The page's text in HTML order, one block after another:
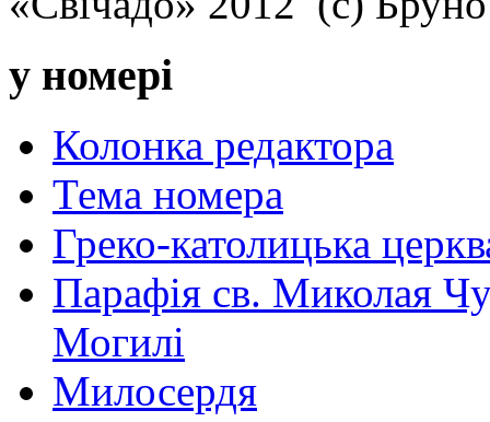
у номері
Колонка редактора
Тема номера
Греко-католицька
Парафія св. Миколая
Могилі
Милосердя